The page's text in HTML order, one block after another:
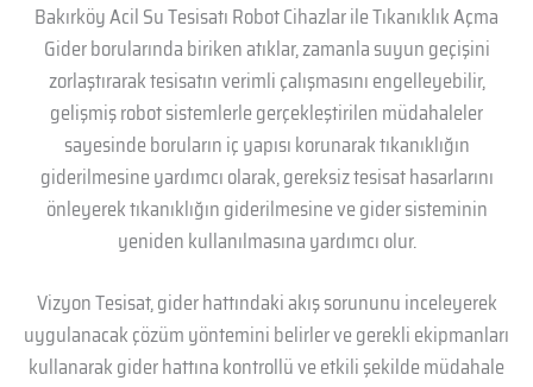
Bakırköy Acil Su Tesisatı Robot Cihazlar ile Tıkanıklık Açma
Gider borularında biriken atıklar, zamanla suyun geçişini
zorlaştırarak tesisatın verimli çalışmasını engelleyebilir,
gelişmiş robot sistemlerle gerçekleştirilen müdahaleler
sayesinde boruların iç yapısı korunarak tıkanıklığın
giderilmesine yardımcı olarak, gereksiz tesisat hasarlarını
önleyerek tıkanıklığın giderilmesine ve gider sisteminin
yeniden kullanılmasına yardımcı olur.
Vizyon Tesisat, gider hattındaki akış sorununu inceleyerek
uygulanacak çözüm yöntemini belirler ve gerekli ekipmanları
kullanarak gider hattına kontrollü ve etkili şekilde müdahale